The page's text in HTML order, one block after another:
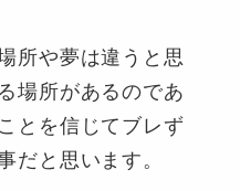
所や夢は違うと思
場所があるのであ
とを信じてブレず
だと思います。